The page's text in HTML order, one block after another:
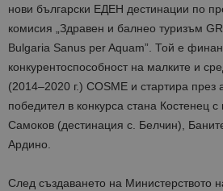
нови български ЕДЕН дестинации по
комисия „Здравен и балнео туризъм
Bulgaria Sanus perAquam”. Той е
конкурентоспособност на малките и
(2014–2020 г.) COSME и стартира
победител в конкурса стана Костенец
Самоков (дестинация с. Белчин),
Ардино.
След създаването на Министерството